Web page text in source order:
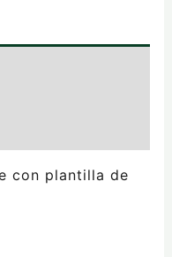
con plantilla de